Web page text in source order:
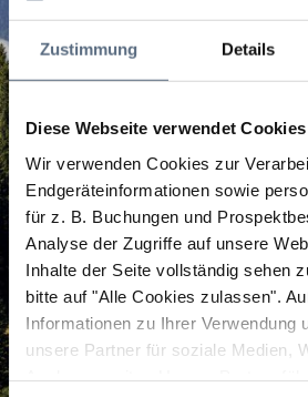
Zustimmung Details
Diese Webseite verwendet Cookies
Wir verwenden Cookies zur
Endgeräteinformationen sowie
für z. B. Buchungen und
Analyse der Zugriffe auf unsere
Inhalte der Seite vollständig sehen
bitte auf "Alle Cookies zulassen".
Informationen zu Ihrer Verwendung
unsere Partner für soziale Medien,